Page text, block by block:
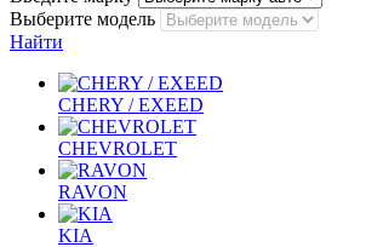
Выберите модель
Найти
CHERY / EXEED
CHEVROLET
RAVON
KIA